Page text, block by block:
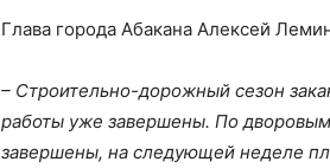
Глава города Абакана Алексей
– Строительно-дорожный сезон
работы уже завершены. По
завершены, на следующей неделе